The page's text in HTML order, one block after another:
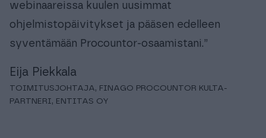
webinaareissa kuulen uusimmat
ohjelmistopäivitykset ja pääsen edelleen
syventämään Procountor-osaamistani.”
Eija Piekkala
TOIMITUSJOHTAJA, FINAGO PROCOUNTOR KULTA-
PARTNERI, ENTITAS OY